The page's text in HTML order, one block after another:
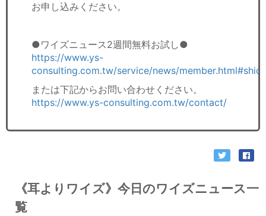
お申し込みください。
●ワイズニュース2週間無料お試し●
https://www.ys-
consulting.com.tw/service/news/
または下記からお問い合わせください。
https://www.ys-consulting.com.tw/contact/
《耳よりワイズ》今日のワイズニュース一
覧